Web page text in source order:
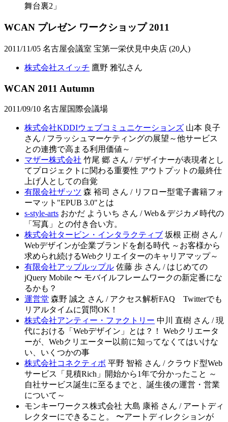
舞台裏2」
WCAN プレゼン ワークショップ 2011
2011/11/05 名古屋会議室 宝第一栄伏見中央店 (20人)
株式会社スイッチ 鷹野 雅弘さん
WCAN 2011 Autumn
2011/09/10 名古屋国際会議場
株式会社KDDIウェブコミュニケーションズ 山本 良子
さん / フラッシュマーケティングの展望～他サービス
との連携で高まる利用価値～
マザー株式会社 竹尾 郷 さん / デザイナーが表現者とし
てプロジェクトに関わる重要性 アウトプットの最終仕
上げ人としての自覚
有限会社ザッツ 森 裕司 さん / リフロー型電子書籍フォ
ーマット"EPUB 3.0"とは
s-style-arts おかだ よういち さん / Web＆デジカメ時代の
「写真」との付き合い方。
株式会社タービン・インタラクティブ 坂根 正樹 さん /
Webデザインが企業ブランドを創る時代 ～お客様から
求められ続けるWebクリエイターのキャリアマップ～
有限会社アップルップル 佐藤 歩 さん / はじめての
jQuery Mobile 〜 モバイルフレームワークの新定番にな
るかも？
運営堂 森野 誠之 さん / アクセス解析FAQ Twitterでも
リアルタイムに質問OK！
株式会社アンティー・ファクトリー 中川 直樹 さん / 現
代における「Webデザイン」とは？！ Webクリエータ
ーが、Webクリエーター以前に知ってなくてはいけな
い、いくつかの事
株式会社コネクティボ 平野 智裕 さん / クラウド型Web
サービス「見積Rich」開始から1年で分かったこと ～
自社サービス誕生に至るまでと、誕生後の運営・営業
について～
モンキーワークス株式会社 大島 康裕 さん / アートディ
レクターにできること。 〜アートディレクションが